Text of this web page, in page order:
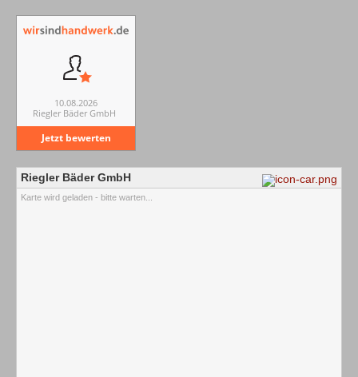
10.08.2026
Riegler Bäder GmbH
Jetzt bewerten
Riegler Bäder GmbH
Karte wird geladen - bitte warten...